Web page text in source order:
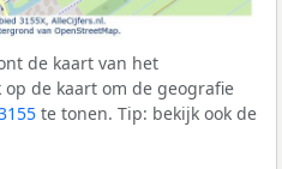
de kaart van het
op de kaart om de geografie
te tonen. Tip: bekijk ook de